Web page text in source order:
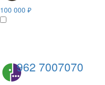
100 000 ₽
962 7007070